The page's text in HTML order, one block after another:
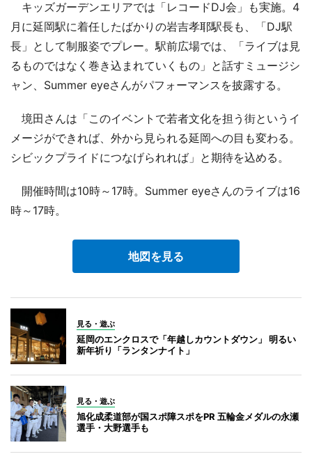
キッズガーデンエリアでは「レコードDJ会」も実施。4
月に延岡駅に着任したばかりの岩吉孝耶駅長も、「DJ駅
長」として制服姿でプレー。駅前広場では、「ライブは見
るものではなく巻き込まれていくもの」と話すミュージシ
ャン、Summer eyeさんがパフォーマンスを披露する。
境田さんは「このイベントで若者文化を担う街というイ
メージができれば、外から見られる延岡への目も変わる。
シビックプライドにつなげられれば」と期待を込める。
開催時間は10時～17時。Summer eyeさんのライブは16
時～17時。
地図を見る
見る・遊ぶ
延岡のエンクロスで「年越しカウントダウン」 明るい
新年祈り「ランタンナイト」
見る・遊ぶ
旭化成柔道部が国スポ障スポをPR 五輪金メダルの永瀬
選手・大野選手も